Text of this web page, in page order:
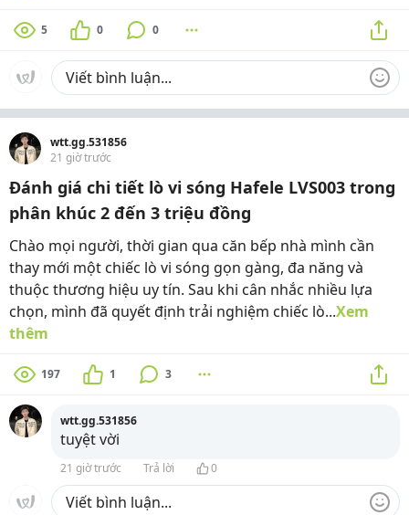
5 0 0
wtt.gg.531856
21 giờ trước
Đánh giá chi tiết lò vi sóng Hafele LVS003 trong
phân khúc 2 đến 3 triệu đồng
Chào mọi người, thời gian qua căn bếp nhà mình cần
thay mới một chiếc lò vi sóng gọn gàng, đa năng và
thuộc thương hiệu uy tín. Sau khi cân nhắc nhiều lựa
chọn, mình đã quyết định trải nghiệm chiếc lò...Xem
thêm
197 1 3
wtt.gg.531856
tuyệt vời
21 giờ trước Trả lời 0